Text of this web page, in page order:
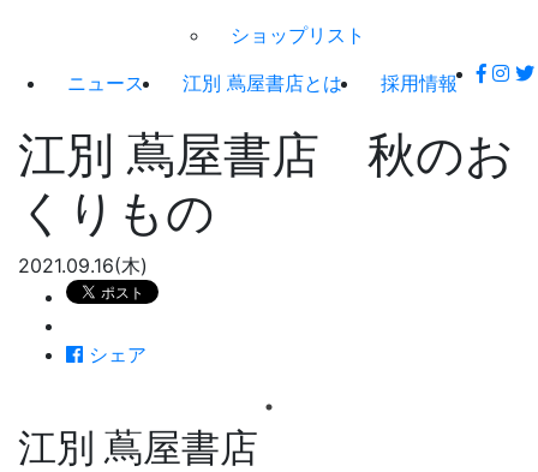
ショップリスト
ニュース 江別 蔦屋書店とは 採用情報
江別 蔦屋書店 秋のお
くりもの
2021.09.16(木)
シェア
江別 蔦屋書店